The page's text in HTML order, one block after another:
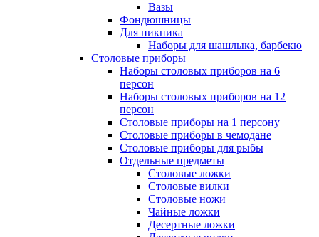
Вазы
Фондюшницы
Для пикника
Наборы для шашлыка, барбекю
Столовые приборы
Наборы столовых приборов на 6
персон
Наборы столовых приборов на 12
персон
Столовые приборы на 1 персону
Столовые приборы в чемодане
Столовые приборы для рыбы
Отдельные предметы
Столовые ложки
Столовые вилки
Столовые ножи
Чайные ложки
Десертные ложки